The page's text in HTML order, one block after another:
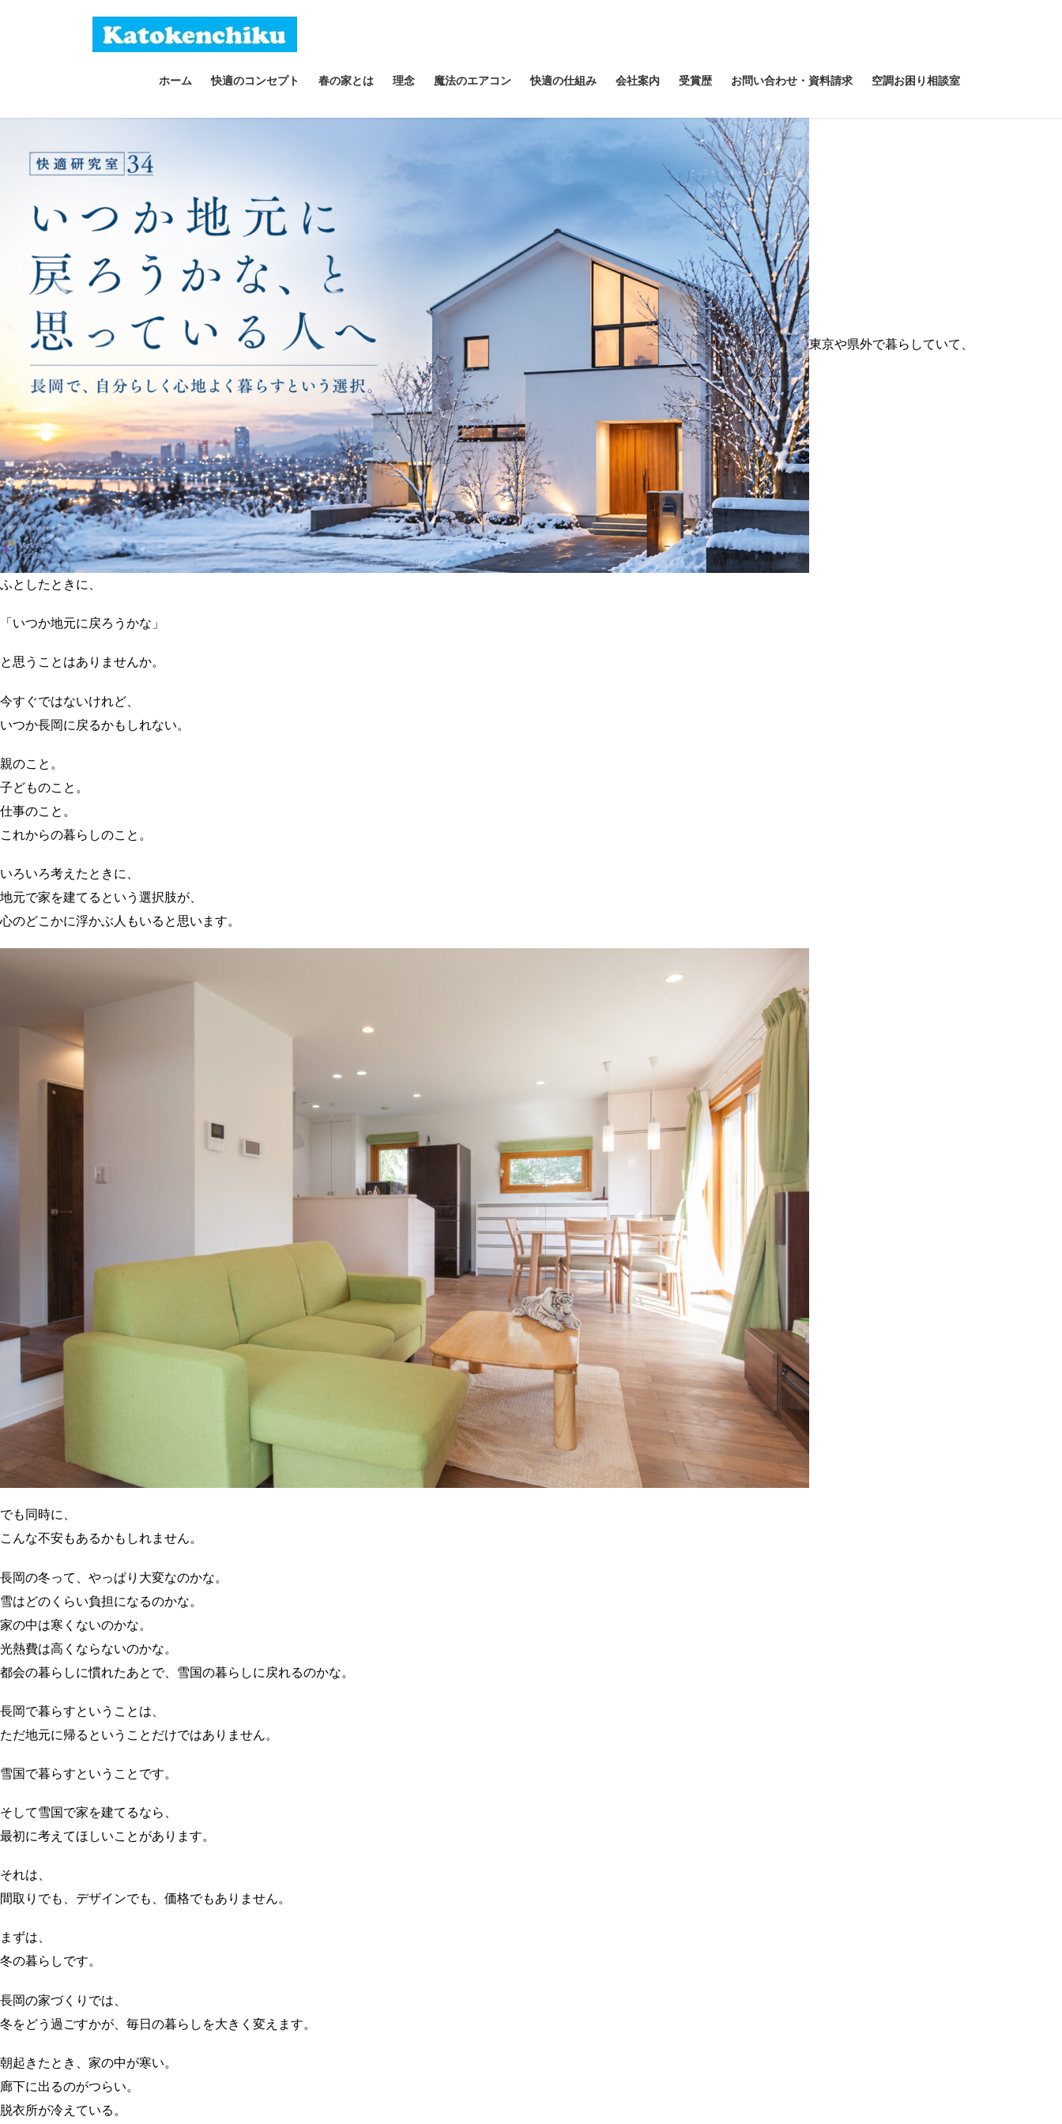
ス
ン
ホーム 快適のコンセプト 春の家とは 理念 魔法のエアコン 快適の仕組み 会社案内 受賞歴 お問い合わせ・資料請求 空調お困り相談室
東京や県外で暮らしていて、
ふとしたときに、
「いつか地元に戻ろうかな」
と思うことはありませんか。
今すぐではないけれど、
いつか長岡に戻るかもしれない。
親のこと。
子どものこと。
仕事のこと。
これからの暮らしのこと。
いろいろ考えたときに、
地元で家を建てるという選択肢が、
心のどこかに浮かぶ人もいると思います。
でも同時に、
こんな不安もあるかもしれません。
長岡の冬って、やっぱり大変なのかな。
雪はどのくらい負担になるのかな。
家の中は寒くないのかな。
光熱費は高くならないのかな。
都会の暮らしに慣れたあとで、雪国の暮らしに戻れるのかな。
長岡で暮らすということは、
ただ地元に帰るということだけではありません。
雪国で暮らすということです。
そして雪国で家を建てるなら、
最初に考えてほしいことがあります。
それは、
間取りでも、デザインでも、価格でもありません。
まずは、
冬の暮らしです。
長岡の家づくりでは、
冬をどう過ごすかが、毎日の暮らしを大きく変えます。
朝起きたとき、家の中が寒い。
廊下に出るのがつらい。
脱衣所が冷えている。